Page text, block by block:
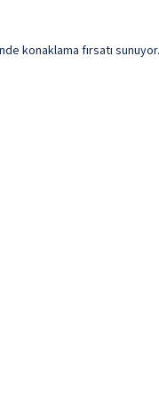
konaklama fırsatı